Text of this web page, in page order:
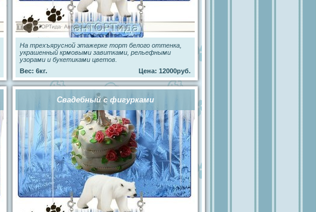
На трехъярусной этажерке торт белого оттенка,
украшенный крмовыми завитками, рельефными
узорами и букетиками цветов.
Вес: 6кг.
Цена: 12000руб.
Свадебный с фигурками